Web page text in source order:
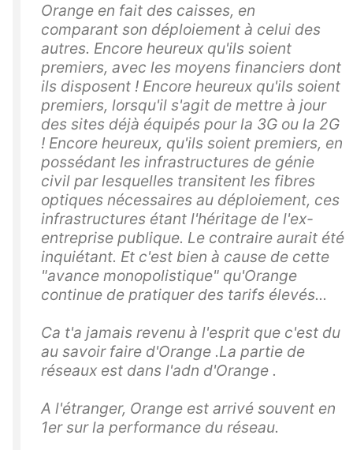
Orange en fait des caisses, en
comparant son déploiement à celui des
autres. Encore heureux qu'ils soient
premiers, avec les moyens financiers dont
ils disposent ! Encore heureux qu'ils soient
premiers, lorsqu'il s'agit de mettre à jour
des sites déjà équipés pour la 3G ou la 2G
! Encore heureux, qu'ils soient premiers, en
possédant les infrastructures de génie
civil par lesquelles transitent les fibres
optiques nécessaires au déploiement, ces
infrastructures étant l'héritage de l'ex-
entreprise publique. Le contraire aurait été
inquiétant. Et c'est bien à cause de cette
"avance monopolistique" qu'Orange
continue de pratiquer des tarifs élevés...
Ca t'a jamais revenu à l'esprit que c'est du
au savoir faire d'Orange .La partie de
réseaux est dans l'adn d'Orange .
A l'étranger, Orange est arrivé souvent en
1er sur la performance du réseau.